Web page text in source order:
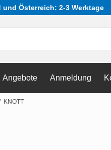
Österreich: 2-3 Werktage
Angebote Anmeldung
KNOTT